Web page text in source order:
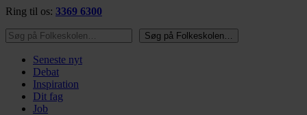
Ring til os: 3369 6300
Søg på Folkeskolen…
Søg på Folkeskolen…
Seneste nyt
Debat
Inspiration
Dit fag
Job